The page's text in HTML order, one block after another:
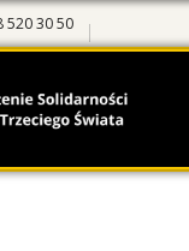
520 30 50